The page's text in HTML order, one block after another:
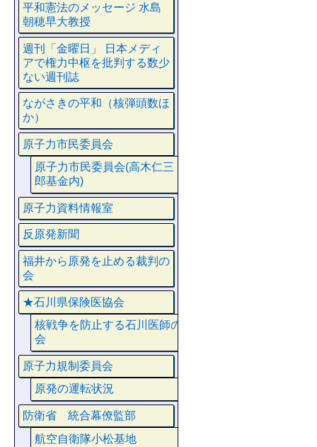
平和憲法のメッセージ 水島
朝穂早大教授
週刊「金曜日」 日本メディ
アで権力中枢を批判する数少
ない週刊誌
ながさきの平和（核弾頭数ほ
か）
原子力市民委員会
原子力市民委員会(高木仁三
郎基金内)
原子力資料情報室
反原発新聞
福井から原発を止める裁判の
会
★石川県保険医協会
核戦争を防止する石川医師の
会
原子力規制委員会
原発の運転状況
防衛省 統合幕僚監部
航空自衛隊小松基地